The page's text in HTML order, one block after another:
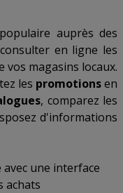
auprès des
en ligne les
vos magasins locaux.
les promotionsen
, comparez les
d'informations
une interface
achats